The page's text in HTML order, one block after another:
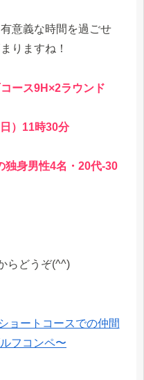
意義な時間を過ごせ
りますね！
ース9H×2ラウンド
）11時30分
独身男性4名・20代-30
らどうぞ(^^)
ョートコースでの仲間
フコンペ〜